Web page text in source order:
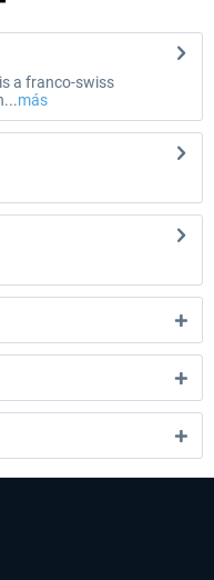
a franco-swiss
más